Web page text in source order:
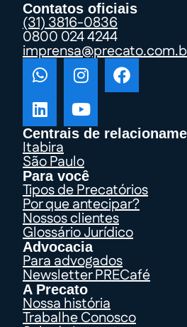
Contatos oficiais
(31) 3816-0836
0800 024 4244
Centrais de
Itabira
São Paulo
Para você
Tipos de Precatórios
Por que antecipar?
Nossos clientes
Glossário Jurídico
Advocacia
Para advogados
Newsletter PRECafé
A Precato
Nossa história
Trabalhe Conosco